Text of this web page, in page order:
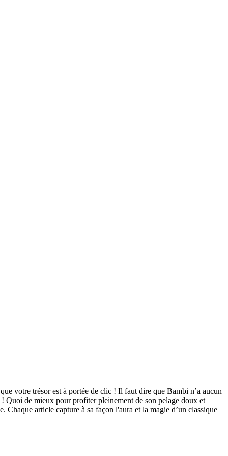
votre trésor est à portée de clic ! Il faut dire que Bambi n’a aucun
Quoi de mieux pour profiter pleinement de son pelage doux et
Chaque article capture à sa façon l'aura et la magie d’un classique